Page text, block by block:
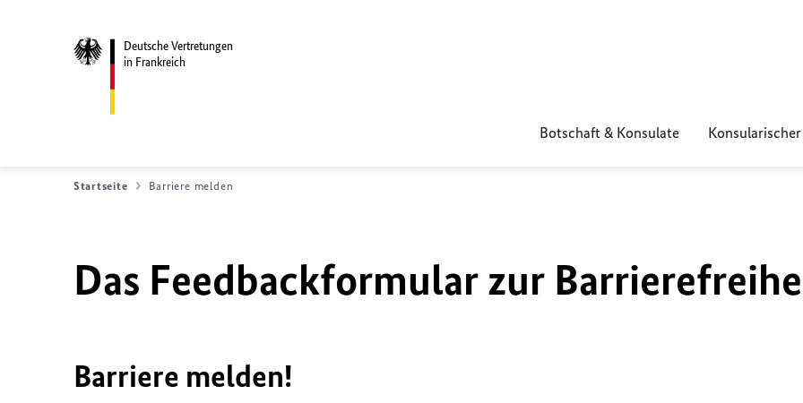
Deutsche Vertretungen
in Frankreich
Botschaft & Konsulate
Startseite Barriere melden
Das Feedbackformular zur
Barriere melden!